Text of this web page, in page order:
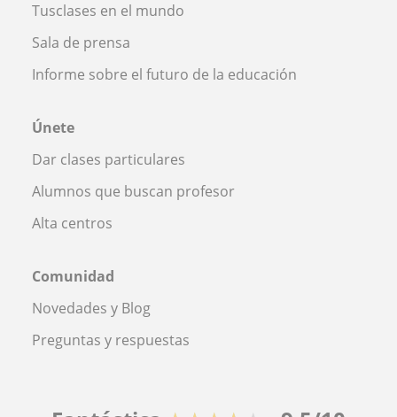
Tusclases en el mundo
Sala de prensa
Informe sobre el futuro de la educación
Únete
Dar clases particulares
Alumnos que buscan profesor
Alta centros
Comunidad
Novedades y Blog
Preguntas y respuestas